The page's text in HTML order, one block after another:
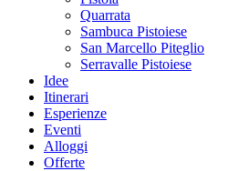
Quarrata
Sambuca Pistoiese
San Marcello Piteglio
Serravalle Pistoiese
Idee
Itinerari
Esperienze
Eventi
Alloggi
Offerte